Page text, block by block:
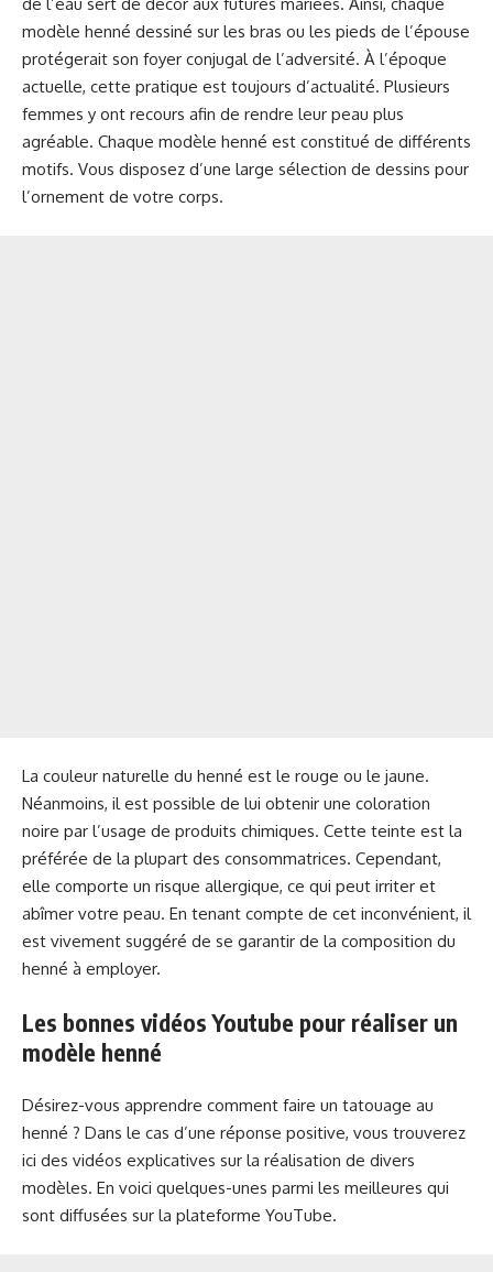
modèle henné dessiné sur les bras ou les pieds de l’épouse
protégerait son foyer conjugal de l’adversité. À l’époque
actuelle, cette pratique est toujours d’actualité. Plusieurs
femmes y ont recours afin de rendre leur peau plus
agréable. Chaque modèle henné est constitué de différents
motifs. Vous disposez d’une large sélection de dessins pour
l’ornement de votre corps.
La couleur naturelle du henné est le rouge ou le jaune.
Néanmoins, il est possible de lui obtenir une coloration
noire par l’usage de produits chimiques. Cette teinte est la
préférée de la plupart des consommatrices. Cependant,
elle comporte un risque allergique, ce qui peut irriter et
abîmer votre peau. En tenant compte de cet inconvénient, il
est vivement suggéré de se garantir de la composition du
henné à employer.
Les bonnes vidéos Youtube pour réaliser un
modèle henné
Désirez-vous apprendre comment faire un tatouage au
henné ? Dans le cas d’une réponse positive, vous trouverez
ici des vidéos explicatives sur la réalisation de divers
modèles. En voici quelques-unes parmi les meilleures qui
sont diffusées sur la plateforme YouTube.